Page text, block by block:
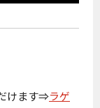
けます⇒ラゲ